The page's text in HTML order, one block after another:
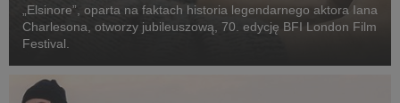
„Elsinore”, oparta na faktach historia legendarnego aktora Iana
Charlesona, otworzy jubileuszową, 70. edycję BFI London Film
Festival.